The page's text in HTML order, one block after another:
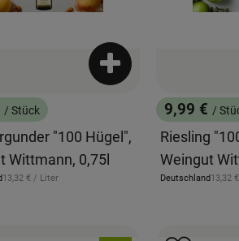
hinzufügen
/ Stück
"100 Hügel",
Wittmann, 0,75l
, Referenzpreis:
13,32 € / Liter
Produkt zum
, Preis:
9,99 € /
Riesling
Weingut
, Herkunft:
Deutschland,13,32 €